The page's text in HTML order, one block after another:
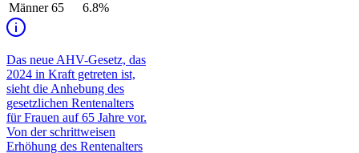
Männer 65 6.8%
Das neue AHV-Gesetz, das
2024 in Kraft getreten ist,
sieht die Anhebung des
gesetzlichen Rentenalters
für Frauen auf 65 Jahre vor.
Von der schrittweisen
Erhöhung des Rentenalters